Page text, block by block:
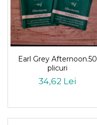
Earl Grey Afternoon.50
plicuri
34,62 Lei